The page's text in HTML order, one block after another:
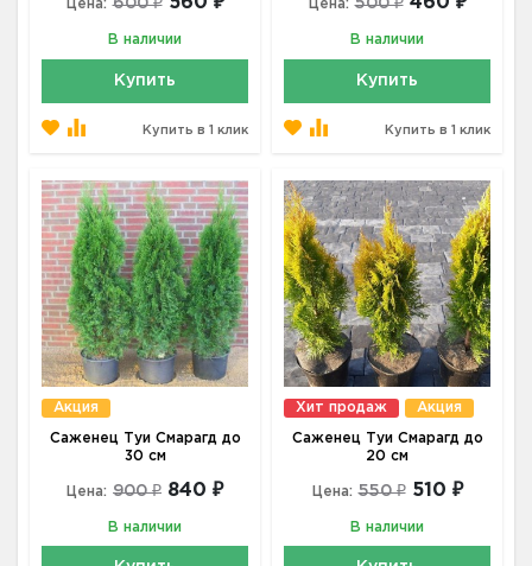
Цена: 600 ₽
В наличии
Купить
Купить в 1 клик
Цена: 500 ₽
В наличии
Купить
Купить в 1 клик
Акция
Саженец Туи Смарагд до
30 см
Цена: 900 ₽ 840 ₽
В наличии
Хит продаж Акция
Саженец Туи Смарагд до
20 см
Цена: 550 ₽ 510 ₽
В наличии